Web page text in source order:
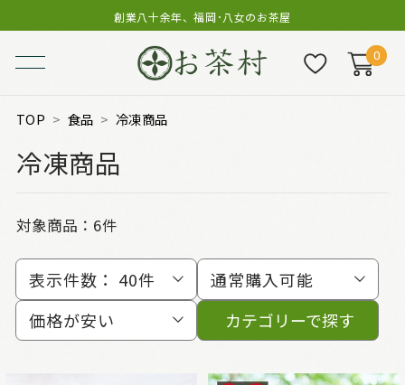
創業八十余年、福岡･八女のお茶屋
0
TOP 食品 冷凍商品
冷凍商品
対象商品： 6件
表示件数： 40件
通常購入可能
価格が安い
カテゴリーで探す